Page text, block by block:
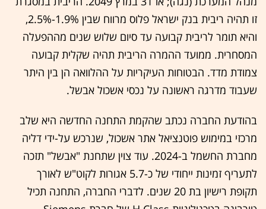
זו תהיה ריבית בנק ישראל פלוס מרווח שבין 1.9%-2.5%,
והיא תומר לריבית קבועה עד סיום שלוש שנים מההפעלה
המסחרית. ממועד ההמרה הריבית תהיה שקלית קבועה
צמודת מדד. הבטוחות העיקריות על ההלוואה הן בין היתר
שעבוד מדרגה ראשונה על נכסי אשכול אבשל.
בהודעת החברה נכתב שהקמת התחנה החדשה היא שלב
מרכזי במימוש פוטנציאל אתר אשכול, שנרכש על-ידי דליה
מחברת החשמל ב-2024. עוד צוין שתחנת "אבשל" תזכה
לתעריף זמינות ייחודי של כ-5.7 אגורות לקוט"ש לאורך
תקופת רישיון בת 20 שנים. לדברי החברה, התחנה תכיל